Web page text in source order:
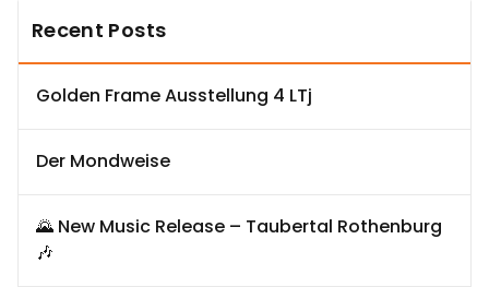
Recent Posts
Golden Frame Ausstellung 4 LTj
Der Mondweise
🌄 New Music Release – Taubertal Rothenburg
🎶